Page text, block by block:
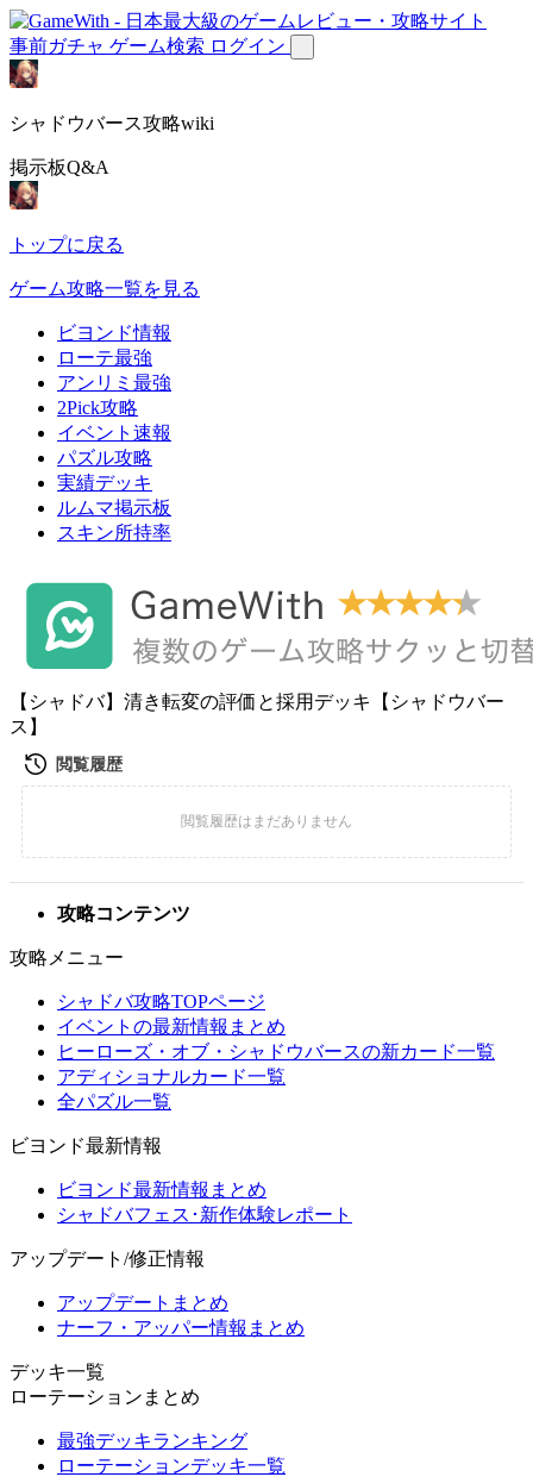
事前ガチャ ゲーム検索 ログイン
シャドウバース攻略wiki
掲示板Q&A
トップに戻る
ゲーム攻略一覧を見る
ビヨンド情報
ローテ最強
アンリミ最強
2Pick攻略
イベント速報
パズル攻略
実績デッキ
ルムマ掲示板
スキン所持率
【シャドバ】清き転変の評価と採用デッキ【シャドウバー
ス】
攻略コンテンツ
攻略メニュー
シャドバ攻略TOPページ
イベントの最新情報まとめ
ヒーローズ・オブ・シャドウバースの新カード一覧
アディショナルカード一覧
全パズル一覧
ビヨンド最新情報
ビヨンド最新情報まとめ
シャドバフェス･新作体験レポート
アップデート/修正情報
アップデートまとめ
ナーフ・アッパー情報まとめ
デッキ一覧
ローテーションまとめ
最強デッキランキング
ローテーションデッキ一覧